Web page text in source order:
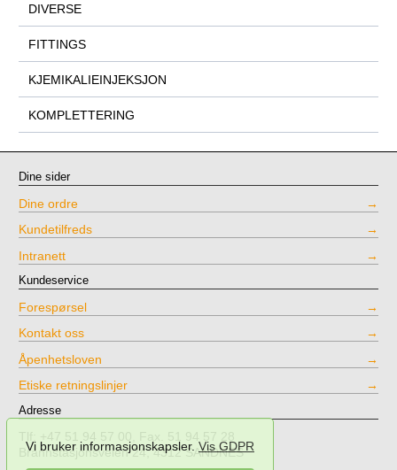
Vi bruker informasjonskapsler.Vis GDPR
DIVERSE
FITTINGS
KJEMIKALIEINJEKSJON
KOMPLETTERING
Dine sider
Dine ordre
Kundetilfreds
Intranett
Kundeservice
Forespørsel
Kontakt oss
Åpenhetsloven
Etiske retningslinjer
Adresse
Tlf: +47 51 94 57 00, Fax. 51 94 57 28
Brannstasjonsveien 24, 4312 SANDNES